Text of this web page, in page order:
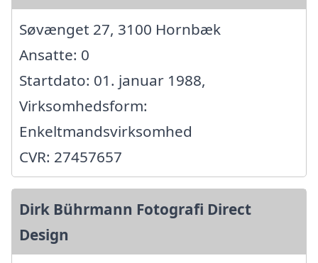
Søvænget 27, 3100 Hornbæk
Ansatte: 0
Startdato: 01. januar 1988,
Virksomhedsform:
Enkeltmandsvirksomhed
CVR: 27457657
Dirk Bührmann Fotografi Direct
Design